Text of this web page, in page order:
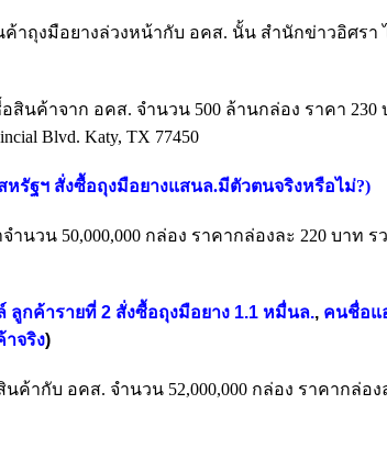
าถุงมือยางล่วงหน้ากับ อคส. นั้น สำนักข่าวอิศรา
สินค้าจาก อคส. จำนวน 500 ล้านกล่อง ราคา
Blvd. Katy, TX 77450
หรัฐฯ สั่งซื้อถุงมือยางแสนล.มีตัวตนจริงหรือไม่?)
วน 50,000,000 กล่อง ราคากล่องละ 220 บาท ร
ลูกค้ารายที่ 2 สั่งซื้อถุงมือยาง 1.1 หมื่นล., คนชื่อแ
จริง)
ากับ อคส. จำนวน 52,000,000 กล่อง ราคากล่อ